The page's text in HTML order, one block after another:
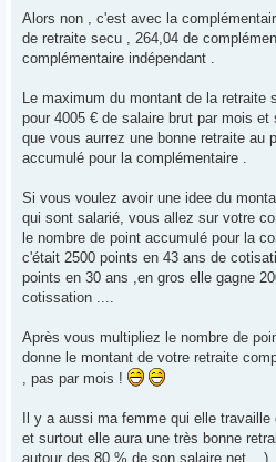
s
a
g
Alors non , c'est avec la
de retraite secu , 264,04 de
complémentaire indépendant .
Le maximum du montant de la retraite
pour 4005 € de salaire brut par mois
que vous aurrez une bonne retraite au
accumulé pour la complémentaire .
Si vous voulez avoir une idee du
qui sont salarié, vous allez sur votre
le nombre de point accumulé pour la
c'était 2500 points en 43 ans de
points en 30 ans ,en gros elle gagne
cotissation ....
Après vous multipliez le nombre de
donne le montant de votre retraite
, pas par mois !
Il y a aussi ma femme qui elle
et surtout elle aura une très bonne
autour des 80 % de son salaire net ...)